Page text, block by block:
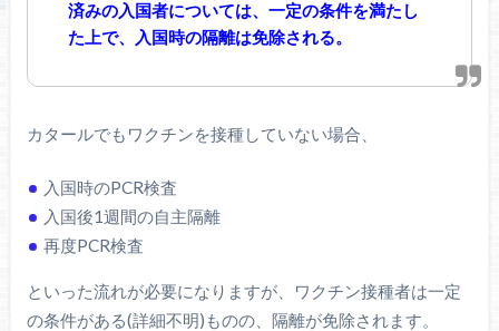
済みの入国者については、一定の条件を満たし
た上で、入国時の隔離は免除される。
カタールでもワクチンを接種していない場合、
入国時のPCR検査
入国後1週間の自主隔離
再度PCR検査
といった流れが必要になりますが、ワクチン接種者は一定
の条件がある(詳細不明)ものの、隔離が免除されます。